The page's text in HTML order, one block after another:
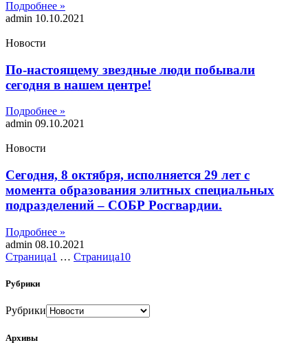
Подробнее »
admin 10.10.2021
Новости
По-настоящему звездные люди побывали
сегодня в нашем центре!
Подробнее »
admin 09.10.2021
Новости
Сегодня, 8 октября, исполняется 29 лет с
момента образования элитных специальных
подразделений – СОБР Росгвардии.
Подробнее »
admin 08.10.2021
Страница1 … Страница10
Рубрики
Рубрики
Архивы